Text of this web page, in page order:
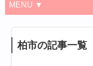
MENU ▼
柏市の記事一覧